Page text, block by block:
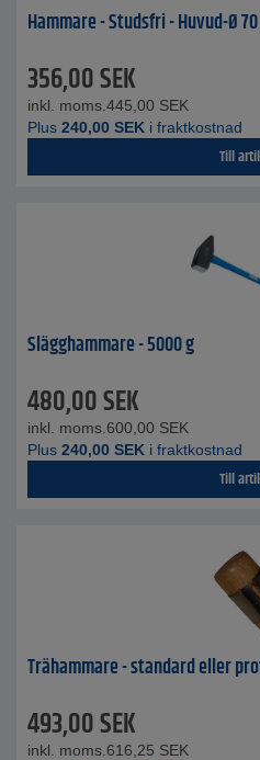
Hammare - Studsfri - Huvud-Ø
356,00SEK
inkl. moms. 445,00 SEK
Plus 240,00 SEK i fraktkostnad
Till
Slägghammare - 5000 g
480,00SEK
inkl. moms. 600,00 SEK
Plus 240,00 SEK i fraktkostnad
Till
Trähammare - standard eller
493,00SEK
inkl. moms. 616,25 SEK